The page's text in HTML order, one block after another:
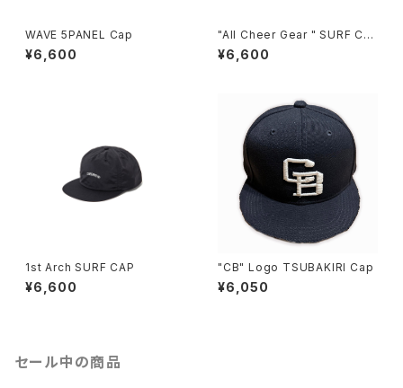
WAVE 5PANEL Cap
¥6,600
"All Cheer Gear " SURF CA
P
¥6,600
1st Arch SURF CAP
¥6,600
"CB" Logo TSUBAKIRI Cap
¥6,050
セール中の商品